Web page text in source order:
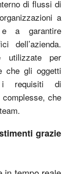
di flussi di
a
e a garantire
dell’azienda.
utilizzate per
che gli oggetti
i requisiti di
che
grazie